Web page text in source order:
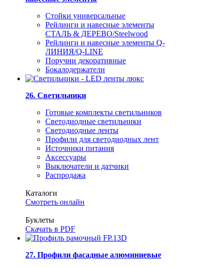
Стойки универсальные
Рейлинги и навесные элементы
СТАЛЬ & ДЕРЕВО/Steelwood
Рейлинги и навесные элементы Q-
ЛИНИЯ/Q-LINE
Поручни декоративные
Бокалодержатели
26. Светильники
Готовые комплекты светильников
Светодиодные светильники
Светодиодные ленты
Профили для светодиодных лент
Источники питания
Аксессуары
Выключатели и датчики
Распродажа
Каталоги
Смотреть онлайн
Буклеты
Скачать в PDF
27. Профили фасадные алюминиевые